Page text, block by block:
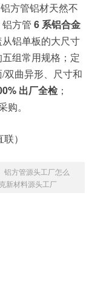
方管铝材天然不
方管 6 系铝合金
铝单板的大尺寸
组常用规格；定
双曲异形、尺寸和
出厂全检；
购。
）
铝方管源头工厂怎么
新材料源头工厂